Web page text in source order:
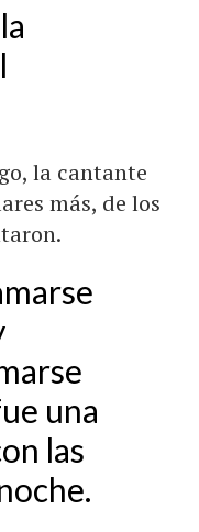
la cantante
más, de los
una
las